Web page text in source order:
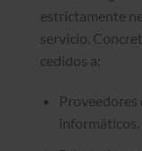
estrictamente
servicio.
cedidos a:
Proveedores
informáticos.